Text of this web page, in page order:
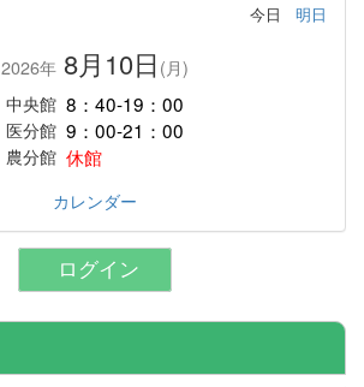
今日 明日
2026年 8月10日 (月)
中央館 8：40-19：00
医分館 9：00-21：00
農分館 休館
カレンダー
ログイン